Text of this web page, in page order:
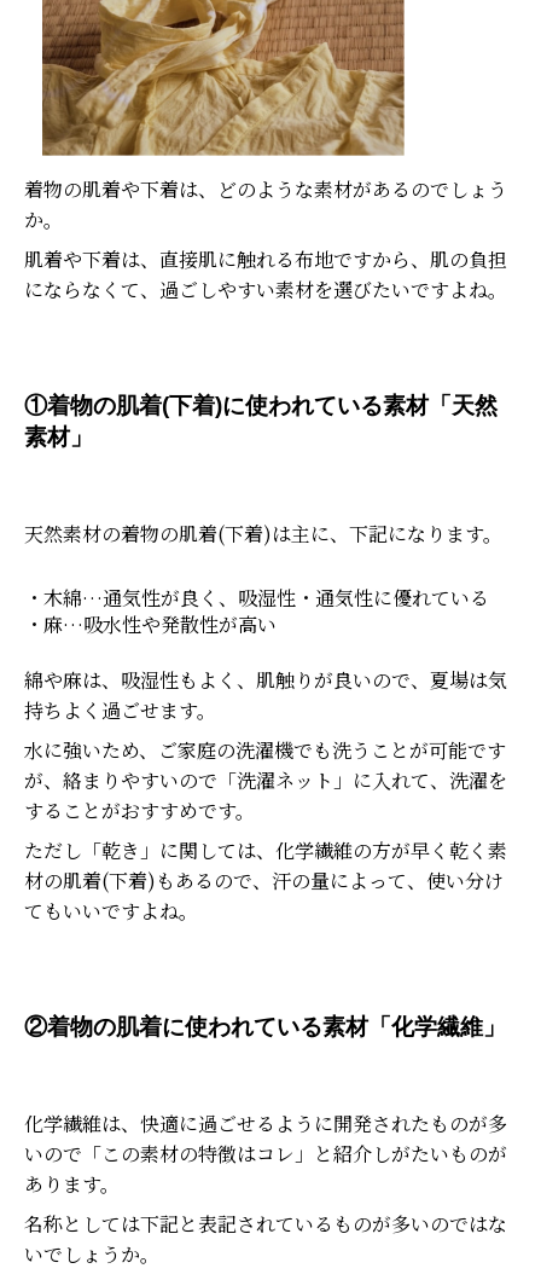
着物の肌着や下着は、どのような素材があるのでしょう
か。
肌着や下着は、直接肌に触れる布地ですから、肌の負担
にならなくて、過ごしやすい素材を選びたいですよね。
①着物の肌着(下着)に使われている素材「天然
素材」
天然素材の着物の肌着(下着)は主に、下記になります。
・木綿…通気性が良く、吸湿性・通気性に優れている
・麻…吸水性や発散性が高い
綿や麻は、吸湿性もよく、肌触りが良いので、夏場は気
持ちよく過ごせます。
水に強いため、ご家庭の洗濯機でも洗うことが可能です
が、絡まりやすいので「洗濯ネット」に入れて、洗濯を
することがおすすめです。
ただし「乾き」に関しては、化学繊維の方が早く乾く素
材の肌着(下着)もあるので、汗の量によって、使い分け
てもいいですよね。
②着物の肌着に使われている素材「化学繊維」
化学繊維は、快適に過ごせるように開発されたものが多
いので「この素材の特徴はコレ」と紹介しがたいものが
あります。
名称としては下記と表記されているものが多いのではな
いでしょうか。